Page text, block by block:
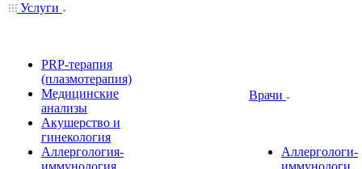
Услуги
PRP-терапия
(плазмотерапия)
Медицинские
анализы
Акушерство и
гинекология
Аллергология-
иммунология
Врачи
Аллергологи-
иммунологи